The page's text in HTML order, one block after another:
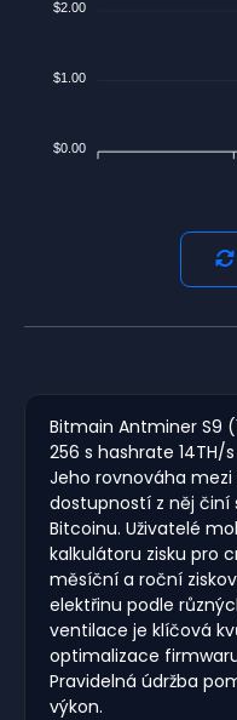
$2.00
$1.00
$0.00
Bitmain Antminer S9
256 s hashrate 14TH/
Jeho rovnováha
dostupností z něj činí
Bitcoinu. Uživatelé
kalkulátoru zisku pro
měsíční a roční
elektřinu podle
ventilace je klíčová
optimalizace
Pravidelná údržba
výkon.